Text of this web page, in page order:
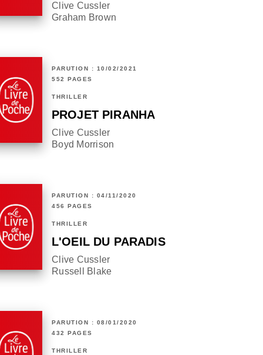
Clive Cussler
Graham Brown
PARUTION : 10/02/2021
552 PAGES
THRILLER
PROJET PIRANHA
Clive Cussler
Boyd Morrison
PARUTION : 04/11/2020
456 PAGES
THRILLER
L'OEIL DU PARADIS
Clive Cussler
Russell Blake
PARUTION : 08/01/2020
432 PAGES
THRILLER